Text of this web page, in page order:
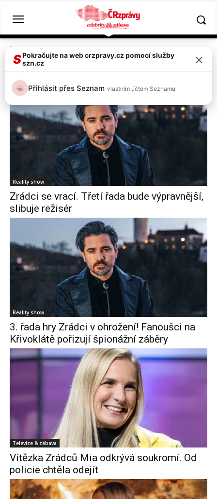
Štítky
Tag:zrádci
Reality show
Zrádci se vrací. Třetí řada bude výpravnější,
slibuje režisér
Reality show
3. řada hry Zrádci v ohrožení! Fanoušci na
Křivoklátě pořizují špionážní záběry
Televize & zábava
Vítězka Zrádců Mia odkrývá soukromí. Od
policie chtěla odejít
SPokračujte na web crzpravy.cz pomocí služby
szn.cz
×
Přihlásit přes Seznam vlastním účtem Seznamu